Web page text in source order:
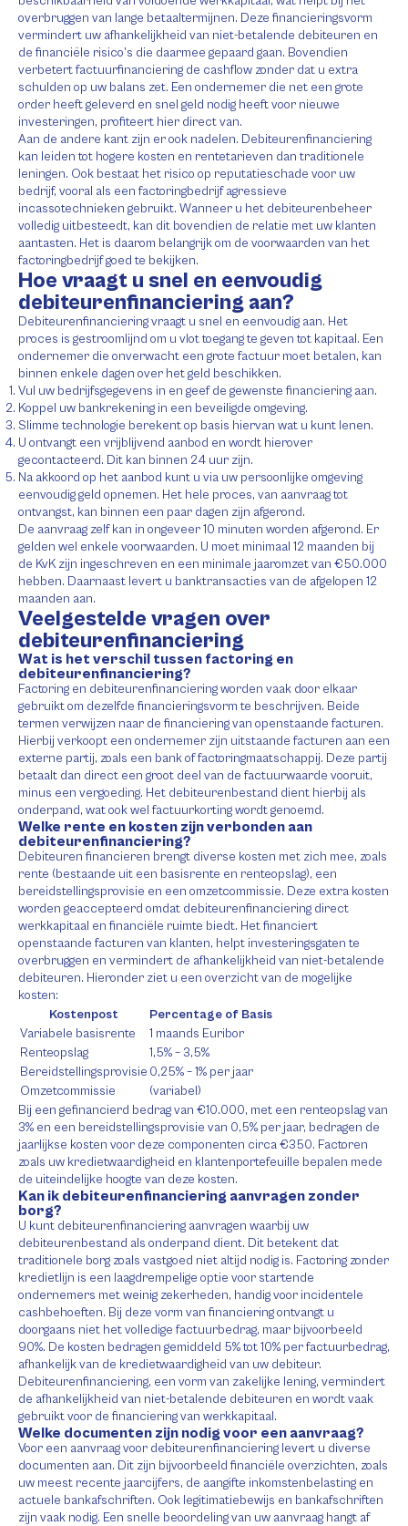
overbruggen van lange betaaltermijnen. Deze financieringsvorm
vermindert uw afhankelijkheid van niet-betalende debiteuren en
de financiële risico’s die daarmee gepaard gaan. Bovendien
verbetert factuurfinanciering de cashflow zonder dat u extra
schulden op uw balans zet. Een ondernemer die net een grote
order heeft geleverd en snel geld nodig heeft voor nieuwe
investeringen, profiteert hier direct van.
Aan de andere kant zijn er ook nadelen. Debiteurenfinanciering
kan leiden tot hogere kosten en rentetarieven dan traditionele
leningen. Ook bestaat het risico op reputatieschade voor uw
bedrijf, vooral als een factoringbedrijf agressieve
incassotechnieken gebruikt. Wanneer u het debiteurenbeheer
volledig uitbesteedt, kan dit bovendien de relatie met uw klanten
aantasten. Het is daarom belangrijk om de voorwaarden van het
factoringbedrijf goed te bekijken.
Hoe vraagt u snel en eenvoudig
debiteurenfinanciering aan?
Debiteurenfinanciering vraagt u snel en eenvoudig aan. Het
proces is gestroomlijnd om u vlot toegang te geven tot kapitaal. Een
ondernemer die onverwacht een grote factuur moet betalen, kan
binnen enkele dagen over het geld beschikken.
Vul uw bedrijfsgegevens in en geef de gewenste financiering aan.
Koppel uw bankrekening in een beveiligde omgeving.
Slimme technologie berekent op basis hiervan wat u kunt lenen.
U ontvangt een vrijblijvend aanbod en wordt hierover
gecontacteerd. Dit kan binnen 24 uur zijn.
Na akkoord op het aanbod kunt u via uw persoonlijke omgeving
eenvoudig geld opnemen. Het hele proces, van aanvraag tot
ontvangst, kan binnen een paar dagen zijn afgerond.
De aanvraag zelf kan in ongeveer 10 minuten worden afgerond. Er
gelden wel enkele voorwaarden. U moet minimaal 12 maanden bij
de KvK zijn ingeschreven en een minimale jaaromzet van €50.000
hebben. Daarnaast levert u banktransacties van de afgelopen 12
maanden aan.
Veelgestelde vragen over
debiteurenfinanciering
Wat is het verschil tussen factoring en
debiteurenfinanciering?
Factoring en debiteurenfinanciering worden vaak door elkaar
gebruikt om dezelfde financieringsvorm te beschrijven. Beide
termen verwijzen naar de financiering van openstaande facturen.
Hierbij verkoopt een ondernemer zijn uitstaande facturen aan een
externe partij, zoals een bank of factoringmaatschappij. Deze partij
betaalt dan direct een groot deel van de factuurwaarde vooruit,
minus een vergoeding. Het debiteurenbestand dient hierbij als
onderpand, wat ook wel factuurkorting wordt genoemd.
Welke rente en kosten zijn verbonden aan
debiteurenfinanciering?
Debiteuren financieren brengt diverse kosten met zich mee, zoals
rente (bestaande uit een basisrente en renteopslag), een
bereidstellingsprovisie en een omzetcommissie. Deze extra kosten
worden geaccepteerd omdat debiteurenfinanciering direct
werkkapitaal en financiële ruimte biedt. Het financiert
openstaande facturen van klanten, helpt investeringsgaten te
overbruggen en vermindert de afhankelijkheid van niet-betalende
debiteuren. Hieronder ziet u een overzicht van de mogelijke
kosten:
Kostenpost
Percentage of Basis
Variabele basisrente
1 maands Euribor
Renteopslag
1,5% – 3,5%
Bereidstellingsprovisie 0,25% – 1% per jaar
Omzetcommissie
(variabel)
Bij een gefinancierd bedrag van €10.000, met een renteopslag van
3% en een bereidstellingsprovisie van 0,5% per jaar, bedragen de
jaarlijkse kosten voor deze componenten circa €350. Factoren
zoals uw kredietwaardigheid en klantenportefeuille bepalen mede
de uiteindelijke hoogte van deze kosten.
Kan ik debiteurenfinanciering aanvragen zonder
borg?
U kunt debiteurenfinanciering aanvragen waarbij uw
debiteurenbestand als onderpand dient. Dit betekent dat
traditionele borg zoals vastgoed niet altijd nodig is. Factoring zonder
kredietlijn is een laagdrempelige optie voor startende
ondernemers met weinig zekerheden, handig voor incidentele
cashbehoeften. Bij deze vorm van financiering ontvangt u
doorgaans niet het volledige factuurbedrag, maar bijvoorbeeld
90%. De kosten bedragen gemiddeld 5% tot 10% per factuurbedrag,
afhankelijk van de kredietwaardigheid van uw debiteur.
Debiteurenfinanciering, een vorm van zakelijke lening, vermindert
de afhankelijkheid van niet-betalende debiteuren en wordt vaak
gebruikt voor de financiering van werkkapitaal.
Welke documenten zijn nodig voor een aanvraag?
Voor een aanvraag voor debiteurenfinanciering levert u diverse
documenten aan. Dit zijn bijvoorbeeld financiële overzichten, zoals
uw meest recente jaarcijfers, de aangifte inkomstenbelasting en
actuele bankafschriften. Ook legitimatiebewijs en bankafschriften
zijn vaak nodig. Een snelle beoordeling van uw aanvraag hangt af